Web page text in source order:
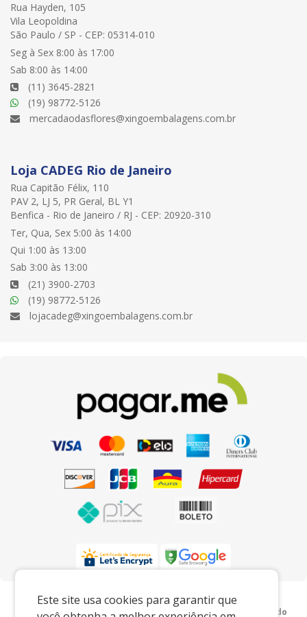
Este site usa cookies para garantir que
Rua Hayden, 105
Vila Leopoldina
São Paulo / SP - CEP: 05314-010
Seg à Sex 8:00 às 17:00
Sab 8:00 às 14:00
(11) 3645-2821
(19) 98772-5126
mercadaodasflores@xingoembalagens.com.br
Loja CADEG Rio de Janeiro
Rua Capitão Félix, 110
PAV 2, LJ 5, PR Geral, BL Y1
Benfica - Rio de Janeiro / RJ - CEP: 20920-310
Ter, Qua, Sex 5:00 às 14:00
Qui 1:00 às 13:00
Sab 3:00 às 13:00
(21) 3900-2703
(19) 98772-5126
lojacadeg@xingoembalagens.com.br
Preços e condições exclusivos para o
www.xingoembalagens.com.br e para o televendas, podendo